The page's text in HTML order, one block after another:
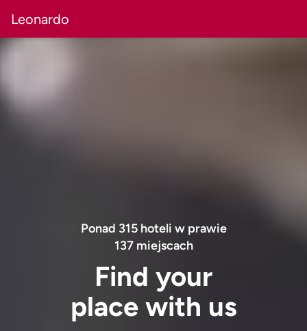
Leonardo
Ponad 315hoteli w prawie
137miejscach
Find your
place with us